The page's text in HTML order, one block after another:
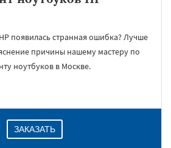
появилась странная ошибка? Лучше
причины нашему мастеру по
ноутбуков в Москве.
ЗАКАЗАТЬ